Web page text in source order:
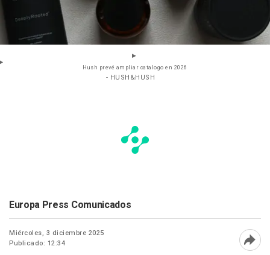
Hush prevé ampliar catalogo en 2026
- HUSH&HUSH
Europa Press Comunicados
Miércoles, 3 diciembre 2025
Publicado: 12:34